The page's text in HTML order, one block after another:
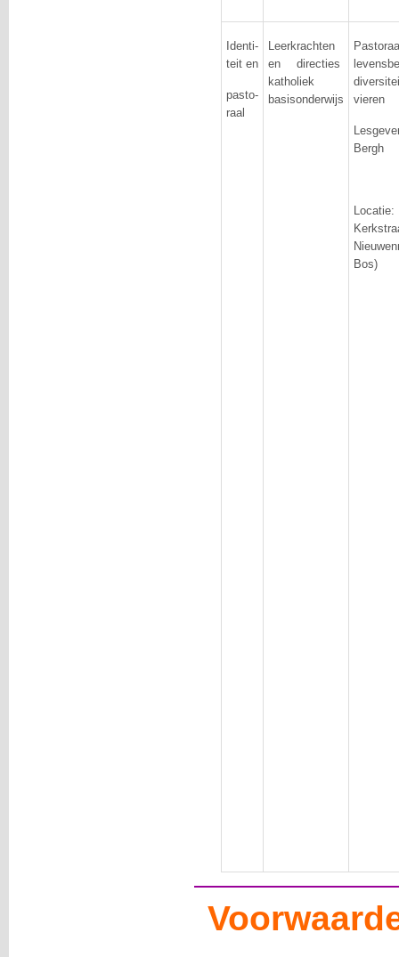
Identi-
teit en
pasto-
raal
Leerkrachten
en directies
katholiek
basisonderwijs
vieren
Bergh
Bos)